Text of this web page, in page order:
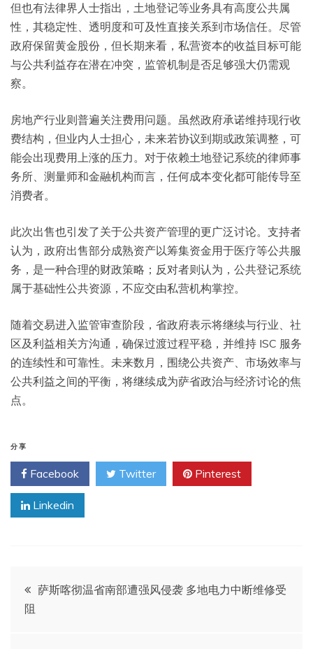
但也有法律界人士指出，土地登记等业务具有高度公共属
性，其稳定性、透明度和可及性直接关系到市场信任。尽管
政府保留黄金股份，但长期来看，私营资本的收益目标可能
与公共利益存在潜在冲突，监管机制是否足够强大仍需观
察。
房地产行业则普遍关注费用问题。虽然政府承诺维持现行收
费结构，但业内人士担心，未来若协议到期或政策调整，可
能会出现费用上涨的压力。对于依赖土地登记系统的律师事
务所、测量师和金融机构而言，任何成本变化都可能传导至
消费者。
此次出售也引发了关于公共资产管理的更广泛讨论。支持者
认为，政府出售部分成熟资产以筹集资金用于医疗等公共服
务，是一种合理的财政策略；反对者则认为，公共登记系统
属于基础性公共资源，不应交由私营机构掌控。
随着交易进入监管审查阶段，省政府表示将继续与行业、社
区及利益相关方沟通，确保过渡过程平稳，并维持 ISC 服务
的连续性和可靠性。未来数月，围绕公共资产、市场效率与
公共利益之间的平衡，将继续成为萨省政治与经济讨论的焦
点。
分享
Facebook Twitter Pinterest
Linkedin
文
章
萨斯喀彻温省南部遭强风侵袭 多地电力中断维修受
阻